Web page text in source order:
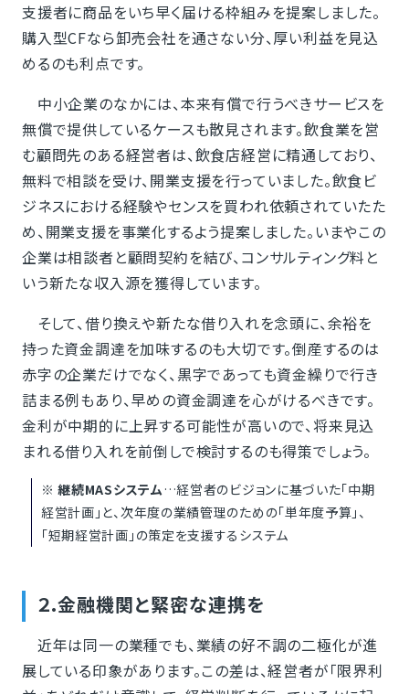
支援者に商品をいち早く届ける枠組みを提案しました。
購入型CFなら卸売会社を通さない分、厚い利益を見込
めるのも利点です。
中小企業のなかには、本来有償で行うべきサービスを
無償で提供しているケースも散見されます。飲食業を営
む顧問先のある経営者は、飲食店経営に精通しており、
無料で相談を受け、開業支援を行っていました。飲食ビ
ジネスにおける経験やセンスを買われ依頼されていたた
め、開業支援を事業化するよう提案しました。いまやこの
企業は相談者と顧問契約を結び、コンサルティング料と
いう新たな収入源を獲得しています。
そして、借り換えや新たな借り入れを念頭に、余裕を
持った資金調達を加味するのも大切です。倒産するのは
赤字の企業だけでなく、黒字であっても資金繰りで行き
詰まる例もあり、早めの資金調達を心がけるべきです。
金利が中期的に上昇する可能性が高いので、将来見込
まれる借り入れを前倒しで検討するのも得策でしょう。
※継続MASシステム…経営者のビジョンに基づいた「中期
経営計画」と、次年度の業績管理のための「単年度予算」、
「短期経営計画」の策定を支援するシステム
２.金融機関と緊密な連携を
近年は同一の業種でも、業績の好不調の二極化が進
展している印象があります。この差は、経営者が「限界利